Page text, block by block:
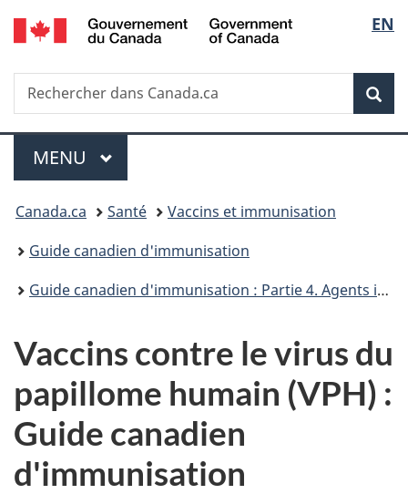
Passer
au
principal
Passer
à
Au
du
Passer
à
version
simplifiée
de
la
EN
Recherche
Rechercher
dans
Menu
MENU PRINCIPAL
Vous
êtes
ici :
Canada.ca Santé
Vaccins et immunisation
Guide canadien d'immunisation
Guide canadien d'immunisation : Partie 4. Agents immunisants
Vaccins contre le virus du
papillome humain (VPH) :
Guide canadien
d'immunisation